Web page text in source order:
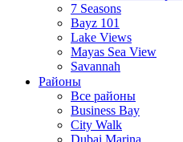
7 Seasons
Bayz 101
Lake Views
Mayas Sea View
Savannah
Районы
Все районы
Business Bay
City Walk
Dubai Marina